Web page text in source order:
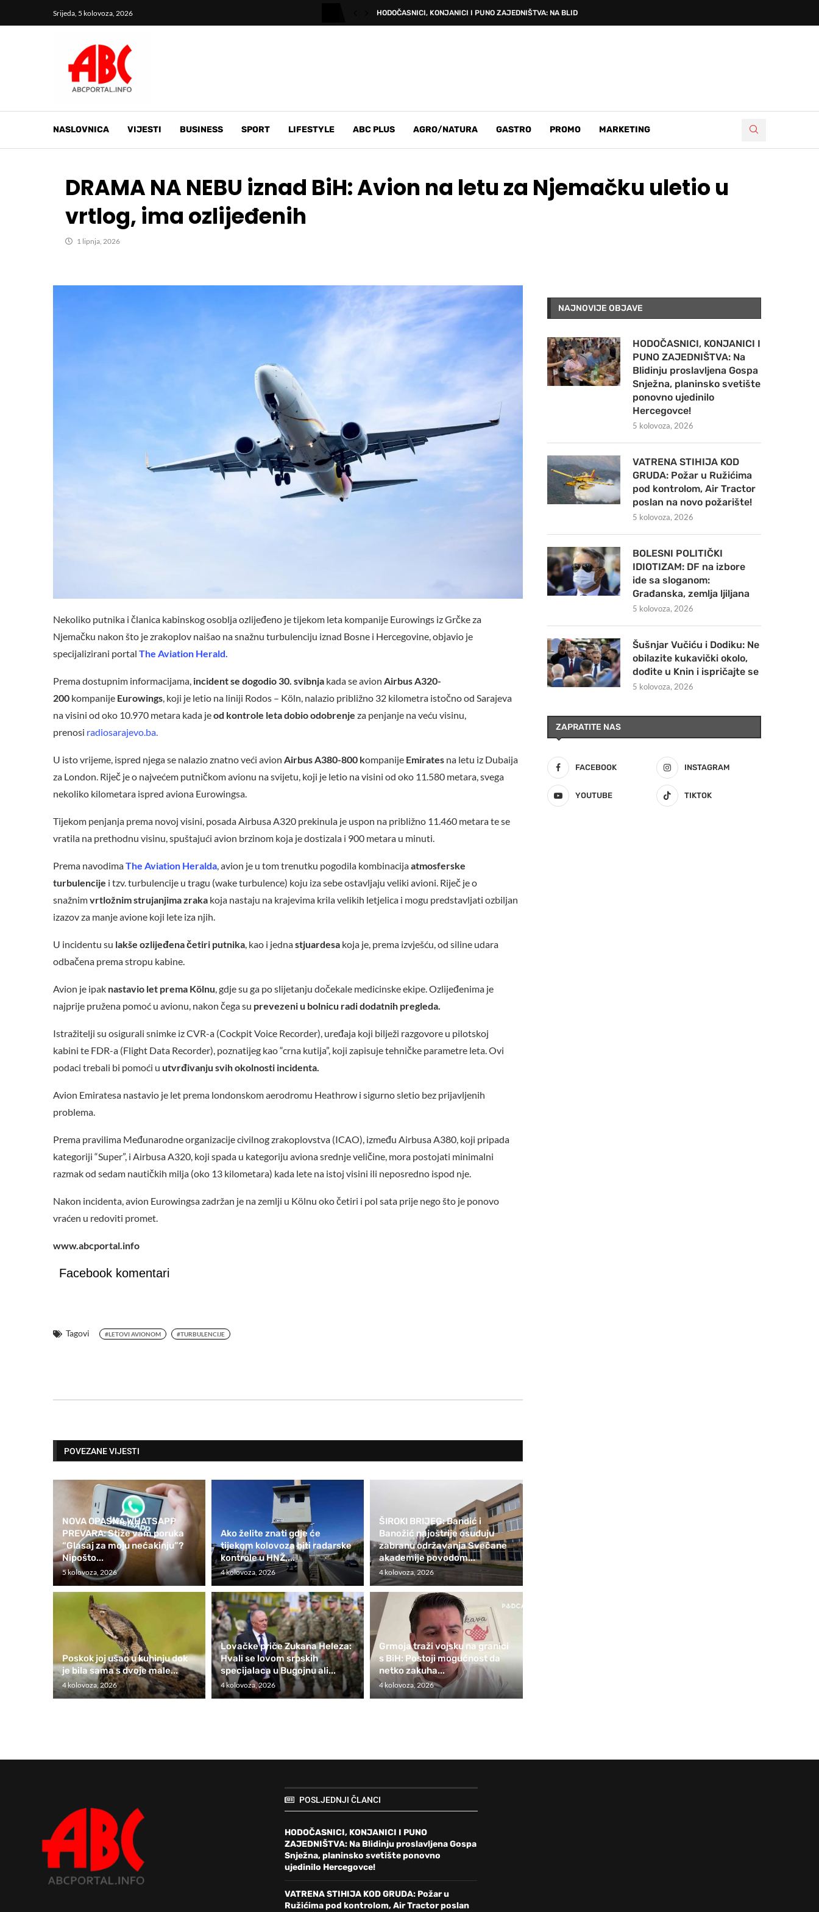
Srijeda, 5 kolovoza, 2026 HODOČASNICI, KONJANICI I PUNO ZAJEDNIŠTVA: NA BLIDINJU PROSLAVLJENA...
NASLOVNICA VIJESTI BUSINESS SPORT LIFESTYLE ABC PLUS AGRO/NATURA GASTRO PROMO MARKETING
DRAMA NA NEBU iznad BiH: Avion na letu za Njemačku uletio u
vrtlog, ima ozlijeđenih
1 lipnja, 2026
Nekoliko putnika i članica kabinskog osoblja ozlijeđeno je tijekom leta kompanije Eurowings iz Grčke za
Njemačku nakon što je zrakoplov naišao na snažnu turbulenciju iznad Bosne i Hercegovine, objavio je
specijalizirani portal The Aviation Herald.
Prema dostupnim informacijama, incident se dogodio 30. svibnja kada se avion Airbus A320-
200 kompanije Eurowings , koji je letio na liniji Rodos – Köln, nalazio približno 32 kilometra istočno od Sarajeva
na visini od oko 10.970 metara kada jeod kontrole leta dobio odobrenje za penjanje na veću visinu,
prenosi radiosarajevo.ba.
U isto vrijeme, ispred njega se nalazio znatno veći avion Airbus A380-800 kompanije Emirates na letu iz Dubaija
za London. Riječ je o najvećem putničkom avionu na svijetu, koji je letio na visini od oko 11.580 metara, svega
nekoliko kilometara ispred aviona Eurowingsa.
Tijekom penjanja prema novoj visini, posada Airbusa A320 prekinula je uspon na približno 11.460 metara te se
vratila na prethodnu visinu, spuštajući avion brzinom koja je dostizala i 900 metara u minuti.
Prema navodimaThe Aviation Heralda , avion je u tom trenutku pogodila kombinacijaatmosferske
turbulencije i tzv. turbulencije u tragu (wake turbulence) koju iza sebe ostavljaju veliki avioni. Riječ je o
snažnimvrtložnim strujanjima zraka koja nastaju na krajevima krila velikih letjelica i mogu predstavljati ozbiljan
izazov za manje avione koji lete iza njih.
U incidentu su lakše ozlijeđena četiri putnika , kao i jednastjuardesa koja je, prema izvješću, od siline udara
odbačena prema stropu kabine.
Avion je ipak nastavio let prema Kölnu , gdje su ga po slijetanju dočekale medicinske ekipe. Ozlijeđenima je
najprije pružena pomoć u avionu, nakon čega su prevezeni u bolnicu radi dodatnih pregleda.
Istražitelji su osigurali snimke iz CVR-a (Cockpit Voice Recorder), uređaja koji bilježi razgovore u pilotskoj
kabini te FDR-a (Flight Data Recorder), poznatijeg kao “crna kutija”, koji zapisuje tehničke parametre leta. Ovi
podaci trebali bi pomoći u utvrđivanju svih okolnosti incidenta.
Avion Emiratesa nastavio je let prema londonskom aerodromu Heathrow i sigurno sletio bez prijavljenih
problema.
Prema pravilima Međunarodne organizacije civilnog zrakoplovstva (ICAO), između Airbusa A380, koji pripada
kategoriji “Super”, i Airbusa A320, koji spada u kategoriju aviona srednje veličine, mora postojati minimalni
razmak od sedam nautičkih milja (oko 13 kilometara) kada lete na istoj visini ili neposredno ispod nje.
Nakon incidenta, avion Eurowingsa zadržan je na zemlji u Kölnu oko četiri i pol sata prije nego što je ponovo
vraćen u redoviti promet.
www.abcportal.info
Facebook komentari
Tagovi #LETOVI AVIONOM #TURBULENCIJE
POVEZANE VIJESTI
NOVA OPASNA WHATSAPP
PREVARA: Stiže vam poruka
“Glasaj za moju nećakinju”?
Nipošto...
5 kolovoza, 2026
Ako želite znati gdje će
tijekom kolovoza biti radarske
kontrole u HNŽ,...
4 kolovoza, 2026
ŠIROKI BRIJEG: Bandić i
Banožić najoštrije osuđuju
zabranu održavanja Svečane
akademije povodom...
4 kolovoza, 2026
Poskok joj ušao u kuhinju dok
je bila sama s dvoje male...
4 kolovoza, 2026
Lovačke priče Zukana Heleza:
Hvali se lovom srpskih
specijalaca u Bugojnu ali...
4 kolovoza, 2026
Grmoja traži vojsku na granici
s BiH: Postoji mogućnost da
netko zakuha...
4 kolovoza, 2026
NAJNOVIJE OBJAVE
HODOČASNICI, KONJANICI I
PUNO ZAJEDNIŠTVA: Na
Blidinju proslavljena Gospa
Snježna, planinsko svetište
ponovno ujedinilo
Hercegovce!
5 kolovoza, 2026
VATRENA STIHIJA KOD
GRUDA: Požar u Ružićima
pod kontrolom, Air Tractor
poslan na novo požarište!
5 kolovoza, 2026
BOLESNI POLITIČKI
IDIOTIZAM: DF na izbore
ide sa sloganom:
Građanska, zemlja ljiljana
5 kolovoza, 2026
Šušnjar Vučiću i Dodiku: Ne
obilazite kukavički okolo,
dođite u Knin i ispričajte se
5 kolovoza, 2026
ZAPRATITE NAS
FACEBOOK INSTAGRAM
YOUTUBE TIKTOK
POSLJEDNJI ČLANCI
HODOČASNICI, KONJANICI I PUNO
ZAJEDNIŠTVA: Na Blidinju proslavljena Gospa
Snježna, planinsko svetište ponovno
ujedinilo Hercegovce!
VATRENA STIHIJA KOD GRUDA: Požar u
Ružićima pod kontrolom, Air Tractor poslan